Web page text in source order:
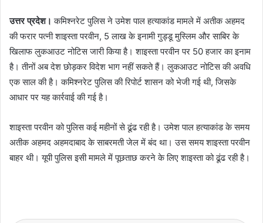
उत्तर प्रदेश। कमिश्नरेट पुलिस ने उमेश पाल हत्याकांड मामले में अतीक अहमद
की फरार पत्नी शाइस्ता परवीन, 5 लाख के इनामी गुड्डू मुस्लिम और साबिर के
खिलाफ लुकआउट नोटिस जारी किया है। शाइस्ता परवीन पर 50 हजार का इनाम
है। तीनों अब देश छोड़कर विदेश भाग नहीं सकते हैं। लुकआउट नोटिस की अवधि
एक साल की है। कमिश्नरेट पुलिस की रिपोर्ट शासन को भेजी गई थी, जिसके
आधार पर यह कार्रवाई की गई है।
शाइस्ता परवीन को पुलिस कई महीनों से ढूंढ रही है। उमेश पाल हत्याकांड के समय
अतीक अहमद अहमदाबाद के साबरमती जेल में बंद था। उस समय शाइस्ता परवीन
बाहर थी। यूपी पुलिस इसी मामले में पूछताछ करने के लिए शाइस्ता को ढूंढ रही है।